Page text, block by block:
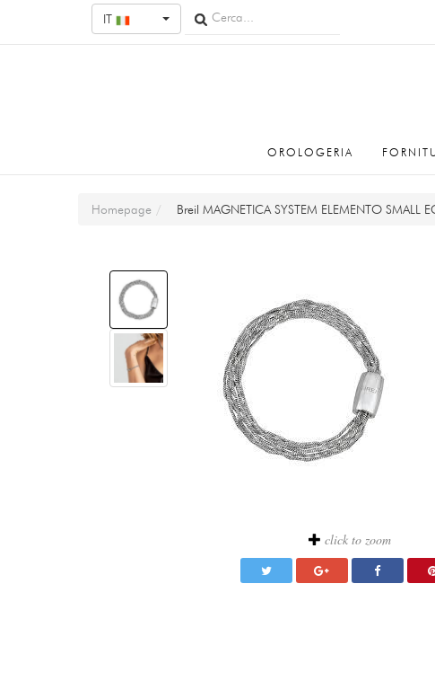
IT
OROLOGERIA
Homepage Breil MAGNETICA SYSTEM ELEMENTO SMALL
click to zoom